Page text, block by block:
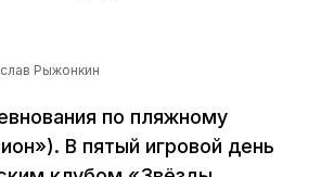
Рыжонкин
по пляжному
В пятый игровой день